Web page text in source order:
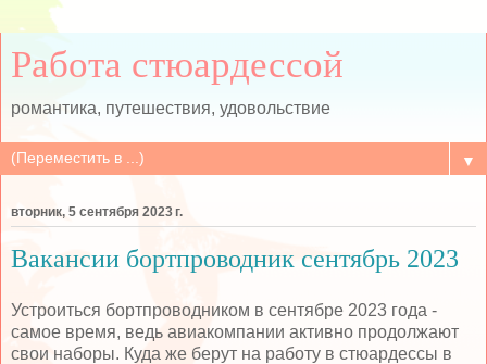
Работа стюардессой
романтика, путешествия, удовольствие
▼
вторник, 5 сентября 2023 г.
Вакансии бортпроводник сентябрь 2023
Устроиться бортпроводником в сентябре 2023 года -
самое время, ведь авиакомпании активно продолжают
свои наборы. Куда же берут на работу в стюардессы в